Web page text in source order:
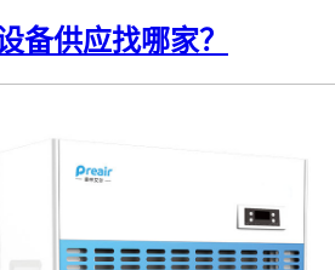
备供应找哪家？